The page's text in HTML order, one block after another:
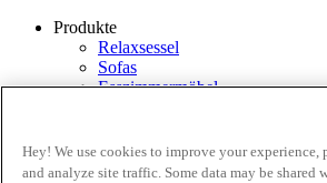
Produkte
Relaxsessel
Sofas
Esszimmermöbel
Funktionen
Lagerwarenprogramm
Hey! We use cookies to improve your experience,
and analyze site traffic. Some data may be shared